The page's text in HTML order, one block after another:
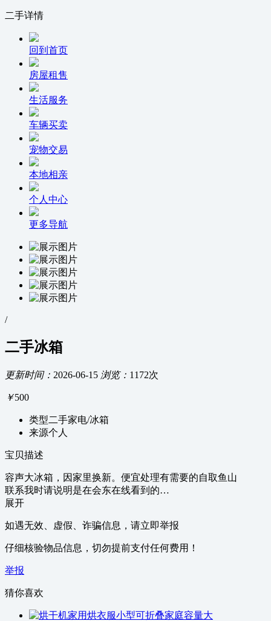
二手详情
回到首页
房屋租售
生活服务
车辆买卖
宠物交易
本地相亲
个人中心
更多导航
/
二手冰箱
更新时间： 2026-06-15 浏览： 1172次
￥500
类型二手家电/冰箱
来源个人
宝贝描述
容声大冰箱，因家里换新。便宜处理有需要的自取鱼山
联系我时请说明是在会东在线看到的…
展开
如遇无效、虚假、诈骗信息，请立即举报
仔细核验物品信息，切勿提前支付任何费用！
举报
猜你喜欢